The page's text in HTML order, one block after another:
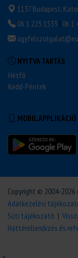
1137 Budapest,
06 1 225 1533 | 06 1
NYITVA TARTÁS
Hétfő
Kedd-Péntek
MOBIL APPLIKÁCIÓ
Copyright © 2004-
Adatkezelési
Süti tájékozató |
Háttérellenőrzés és